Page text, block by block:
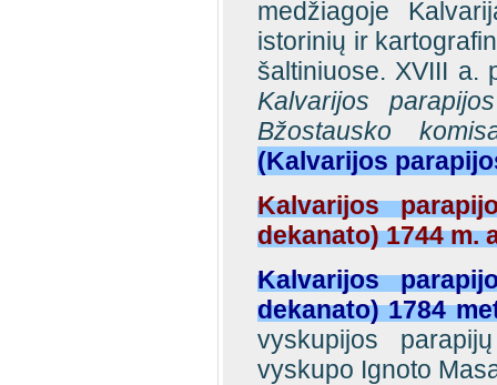
medžiagoje
istorinių ir
šaltiniuose. XVIII a.
Kalvarijos
Bžostausko
(Kalvarijos
Kalvarijos
dekanato) 1744 m.
Kalvarijos
dekanato) 1784
vyskupijos
vyskupo Ignoto